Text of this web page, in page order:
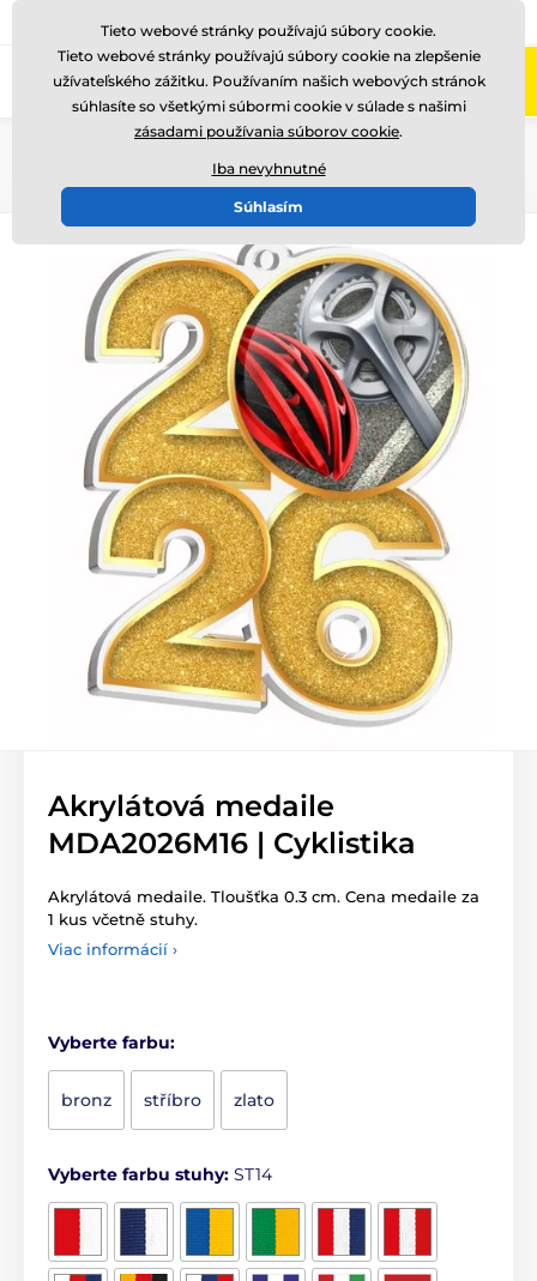
Zavolajte nám (Po-Pi 8-17) +421220255160
Akrylátová medaile
MDA2026M16 | Cyklistika
Akrylátová medaile. Tloušťka 0.3 cm. Cena medaile za
1 kus včetně stuhy.
Viac informácií ›
Vyberte farbu:
bronz stříbro zlato
Vyberte farbu stuhy: ST14
Tieto webové stránky používajú súbory cookie.
Tieto webové stránky používajú súbory cookie na zlepšenie
užívateľského zážitku. Používaním našich webových stránok
súhlasíte so všetkými súbormi cookie v súlade s našimi
zásadami používania súborov cookie.
Iba nevyhnutné
Súhlasím